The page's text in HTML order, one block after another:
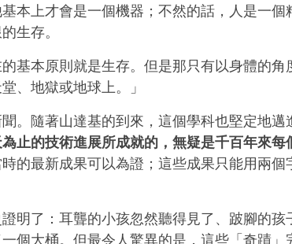
本上才會是一個機器；不然的話，人是一個
生存。
基本原則就是生存。但是那只有以身體的角
、地獄或地球上。」
。隨著山達基的到來，這個學科也堅定地邁
止的技術進展所成就的，無疑是千百年來每
的最新成果可以為證；這些成果只能用兩個
明了：耳聾的小孩忽然聽得見了、跛腳的孩